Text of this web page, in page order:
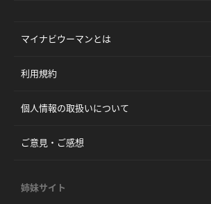
マイナビウーマンとは
利用規約
個人情報の取扱いについて
ご意見・ご感想
姉妹サイト